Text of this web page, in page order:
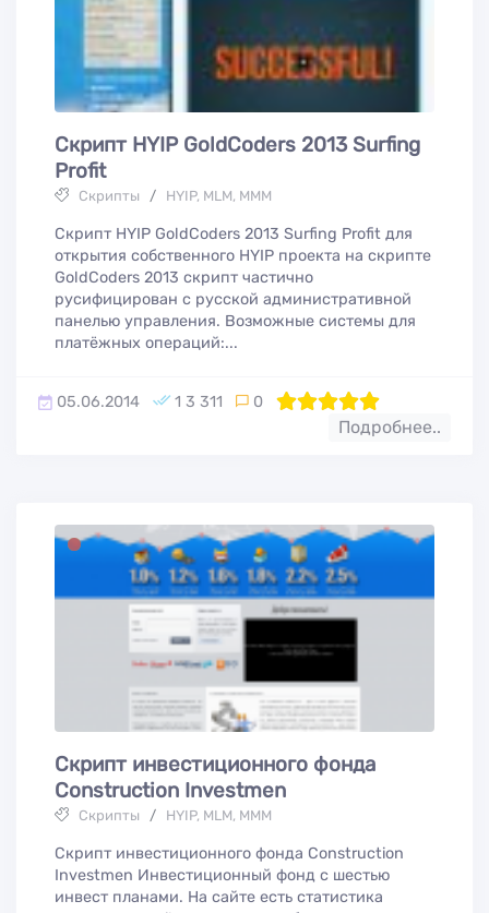
Скрипт HYIP GoldCoders 2013 Surfing
Profit
Скрипты / HYIP, MLM, МММ
Скрипт HYIP GoldCoders 2013 Surfing Profit для
открытия собственного HYIP проекта на скрипте
GoldCoders 2013 скрипт частично
русифицирован с русской административной
панелью управления. Возможные системы для
платёжных операций:...
05.06.2014 1 3 311 0 100
1 2 3 4 5
Подробнее..
Скрипт инвестиционного фонда
Construction Investmen
Скрипты / HYIP, MLM, МММ
Скрипт инвестиционного фонда Construction
Investmen Инвестиционный фонд с шестью
инвест планами. На сайте есть статистика